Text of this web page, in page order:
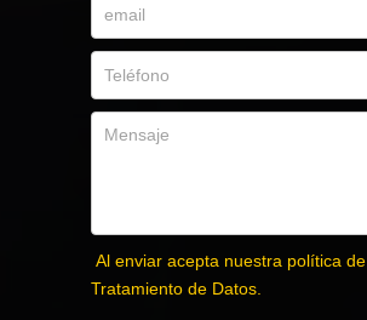
Al enviar acepta nuestra política de
Tratamiento de Datos.